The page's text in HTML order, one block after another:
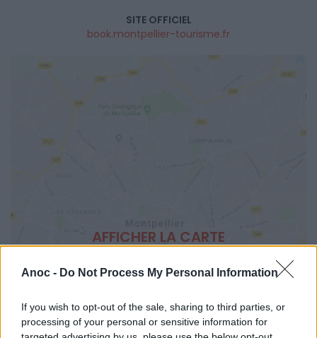
Anoc - Do Not Process My Personal Information
If you wish to opt-out of the sale, sharing to third parties, or
processing of your personal or sensitive information for
SITE OFFICIEL
book.montpellier-tourisme.fr
AFFICHER LA CARTE